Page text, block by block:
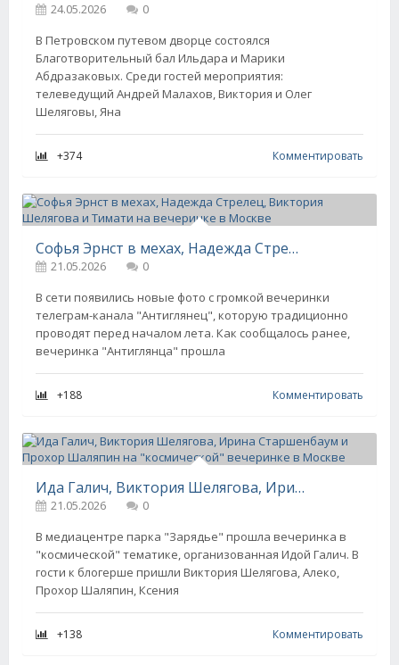
24.05.2026
0
В Петровском путевом дворце состоялся
Благотворительный бал Ильдара и Марики
Абдразаковых. Среди гостей мероприятия:
телеведущий Андрей Малахов, Виктория и Олег
Шеляговы, Яна
+374 Комментировать
Софья Эрнст в мехах, Надежда Стрелец, Виктория Шелягова и Тимати на вечеринке в Москве
21.05.2026
0
В сети появились новые фото с громкой вечеринки
телеграм-канала "Антиглянец", которую традиционно
проводят перед началом лета. Как сообщалось ранее,
вечеринка "Антиглянца" прошла
+188 Комментировать
Ида Галич, Виктория Шелягова, Ирина Старшенбаум и Прохор Шаляпин на "космической" вечеринке в Москве
21.05.2026
0
В медиацентре парка "Зарядье" прошла вечеринка в
"космической" тематике, организованная Идой Галич. В
гости к блогерше пришли Виктория Шелягова, Алеко,
Прохор Шаляпин, Ксения
+138 Комментировать